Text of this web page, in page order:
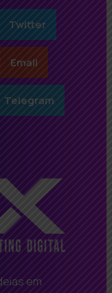
Twitter
Email
Telegram
em